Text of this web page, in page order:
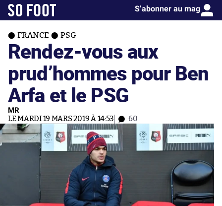
S’abonner au mag
FRANCE PSG
Rendez-vous aux
prud’hommes pour Ben
Arfa et le PSG
MR
LE MARDI 19 MARS 2019 À 14:53 60